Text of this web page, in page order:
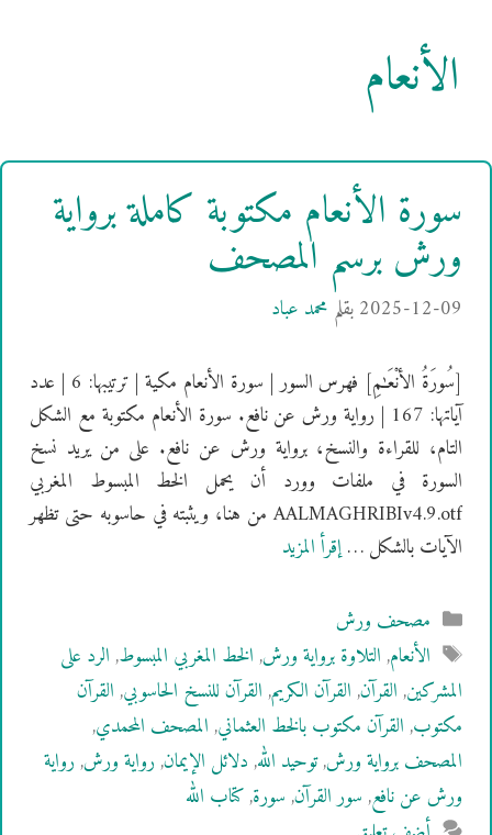
الأنعام
سورة الأنعام مكتوبة كاملة برواية
ورش برسم المصحف
2025-12-09بقلم محمد عباد
[سُورَةُ الأنْعَـٰمِ] فهرس السور | سورة الأنعام مكية | ترتيبها: 6 | عدد
آياتها: 167 | رواية ورش عن نافع. سورة الأنعام مكتوبة مع الشكل
التام، للقراءة والنسخ، برواية ورش عن نافع. على من يريد نسخ
السورة في ملفات وورد أن يحمل الخط المبسوط المغربي
AALMAGHRIBIv4.9.otf من هنا، ويثبته في حاسوبه حتى تظهر
الآيات بالشكل …إقرأ المزيد
التصنيفات
مصحف ورش
الوسوم
الأنعام,التلاوة برواية ورش,الخط المغربي المبسوط,الرد على
المشركين,القرآن,القرآن الكريم,القرآن للنسخ الحاسوبي,القرآن
مكتوب,القرآن مكتوب بالخط العثماني,المصحف المحمدي,
المصحف برواية ورش,توحيد الله,دلائل الإيمان,رواية ورش,رواية
ورش عن نافع,سور القرآن,سورة,كتاب الله